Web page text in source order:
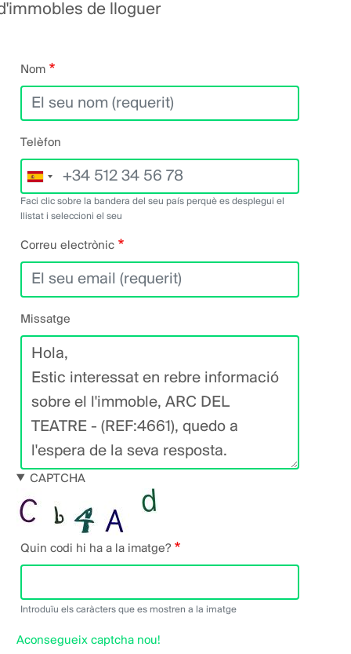
de lloguer
Nom
Telèfon
Faci clic sobre la bandera del seu país perquè es desplegui el
llistat i seleccioni el seu
Correu electrònic
Missatge
CAPTCHA
Quin codi hi ha a la imatge?
Introduïu els caràcters que es mostren a la imatge
Aconsegueix captcha nou!